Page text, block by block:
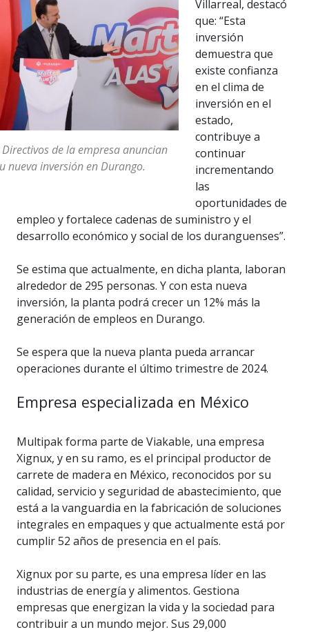
Directivos de la empresa anuncian
nueva inversión en Durango.
Villarreal, destacó
que: “Esta
inversión
demuestra que
existe confianza
en el clima de
inversión en el
estado,
contribuye a
continuar
incrementando
las
oportunidades de
empleo y fortalece cadenas de suministro y el
desarrollo económico y social de los duranguenses”.
Se estima que actualmente, en dicha planta, laboran
alrededor de 295 personas. Y con esta nueva
inversión, la planta podrá crecer un 12% más la
generación de empleos en Durango.
Se espera que la nueva planta pueda arrancar
operaciones durante el último trimestre de 2024.
Empresa especializada en México
Multipak forma parte de Viakable, una empresa
Xignux, y en su ramo, es el principal productor de
carrete de madera en México, reconocidos por su
calidad, servicio y seguridad de abastecimiento, que
está a la vanguardia en la fabricación de soluciones
integrales en empaques y que actualmente está por
cumplir 52 años de presencia en el país.
Xignux por su parte, es una empresa líder en las
industrias de energía y alimentos. Gestiona
empresas que energizan la vida y la sociedad para
contribuir a un mundo mejor. Sus 29,000